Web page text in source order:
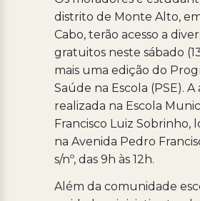
distrito de Monte Alto,
Cabo, terão acesso a
gratuitos neste sábado
mais uma edição do
Saúde na Escola (PSE). A
realizada na Escola
Francisco Luiz Sobrinho,
na Avenida Pedro
s/nº, das 9h às 12h.
Além da comunidade